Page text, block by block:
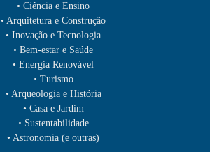
• Ciência e Ensino
• Arquitetura e Construção
• Inovação e Tecnologia
• Bem-estar e Saúde
• Energia Renovável
• Turismo
• Arqueologia e História
• Casa e Jardim
• Sustentabilidade
• Astronomia (e outras)